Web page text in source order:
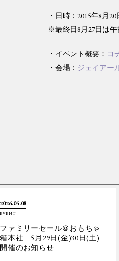
・日時：2015年8月
※最終日8月27日は午
・イベント概要： コ
・会場： ジェイアー
2026.05.08
EVENT
ファミリーセール＠おもちゃ
箱本社 5月29日(金)30日(土)
開催のお知らせ